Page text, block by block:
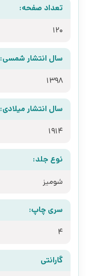
تعداد صفحه:
120
سال انتشار شمسی:
1398
سال انتشار میلادی:
1914
نوع جلد:
شومیز
سری چاپ:
4
گارانتی